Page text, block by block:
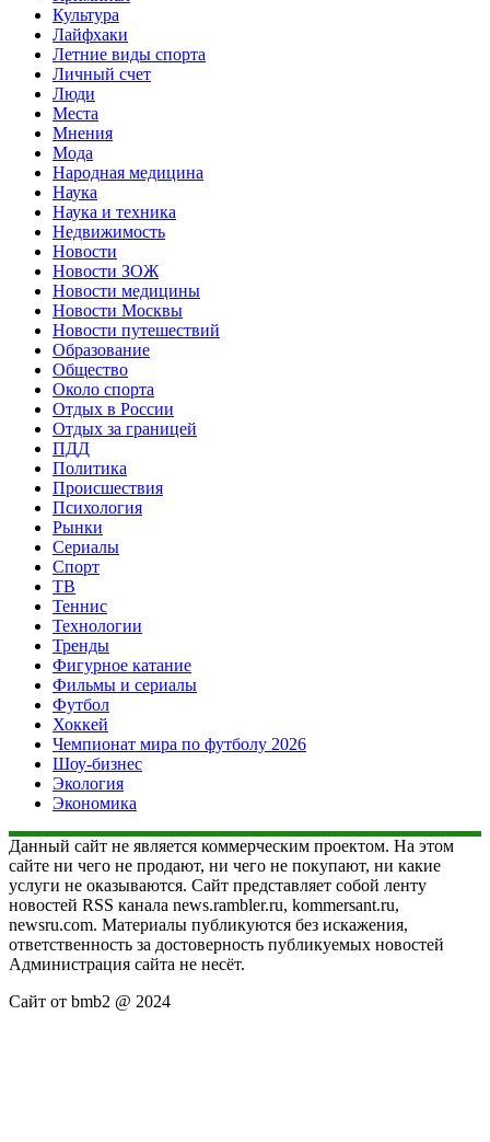
Культура
Лайфхаки
Летние виды спорта
Личный счет
Люди
Места
Мнения
Мода
Народная медицина
Наука
Наука и техника
Недвижимость
Новости
Новости ЗОЖ
Новости медицины
Новости Москвы
Новости путешествий
Образование
Общество
Около спорта
Отдых в России
Отдых за границей
ПДД
Политика
Происшествия
Психология
Рынки
Сериалы
Спорт
ТВ
Теннис
Технологии
Тренды
Фигурное катание
Фильмы и сериалы
Футбол
Хоккей
Чемпионат мира по футболу 2026
Шоу-бизнес
Экология
Экономика
Данный сайт не является коммерческим проектом. На этом
сайте ни чего не продают, ни чего не покупают, ни какие
услуги не оказываются. Сайт представляет собой ленту
новостей RSS канала news.rambler.ru, kommersant.ru,
newsru.com. Материалы публикуются без искажения,
ответственность за достоверность публикуемых новостей
Администрация сайта не несёт.
Сайт от bmb2 @ 2024